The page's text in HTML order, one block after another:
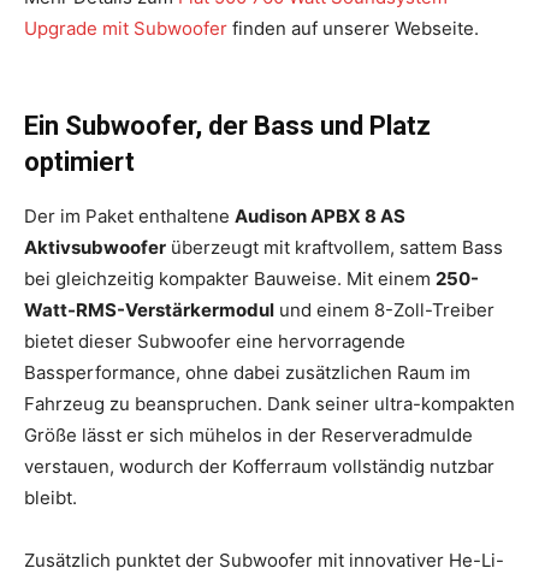
Upgrade mit Subwoofer finden auf unserer Webseite.
Ein Subwoofer, der Bass und Platz
optimiert
Der im Paket enthaltene Audison APBX 8 AS
Aktivsubwoofer überzeugt mit kraftvollem, sattem Bass
bei gleichzeitig kompakter Bauweise. Mit einem 250-
Watt-RMS-Verstärkermodul und einem 8-Zoll-Treiber
bietet dieser Subwoofer eine hervorragende
Bassperformance, ohne dabei zusätzlichen Raum im
Fahrzeug zu beanspruchen. Dank seiner ultra-kompakten
Größe lässt er sich mühelos in der Reserveradmulde
verstauen, wodurch der Kofferraum vollständig nutzbar
bleibt.
Zusätzlich punktet der Subwoofer mit innovativer He-Li-